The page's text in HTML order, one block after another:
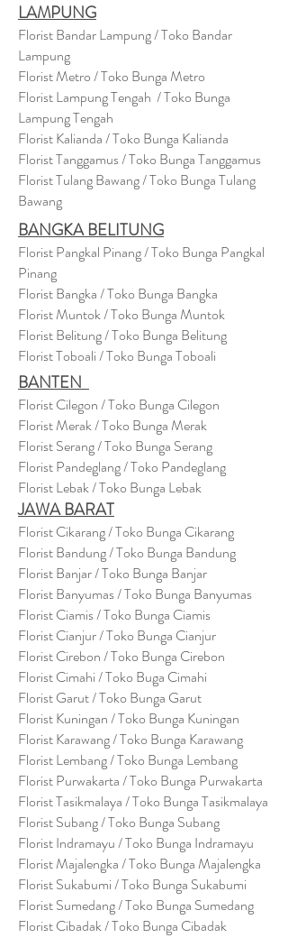
LAMPUNG
Florist Bandar Lampung / Toko Bandar
Lampung
Florist Metro / Toko Bunga Metro
Florist Lampung Tengah / Toko Bunga
Lampung Tengah
Florist Kalianda / Toko Bunga Kalianda
Florist Tanggamus / Toko Bunga Tanggamus
Florist Tulang Bawang / Toko Bunga Tulang
Bawang
BANGKA BELITUNG
Florist Pangkal Pinang / Toko Bunga Pangkal
Pinang
Florist Bangka / Toko Bunga Bangka
Florist Muntok / Toko Bunga Muntok
Florist Belitung / Toko Bunga Belitung
Florist Toboali / Toko Bunga Toboali
BANTEN
Florist Cilegon / Toko Bunga Cilegon
Florist Merak / Toko Bunga Merak
Florist Serang / Toko Bunga Serang
Florist Pandeglang / Toko Pandeglang
Florist Lebak / Toko Bunga Lebak
JAWA BARAT
Florist Cikarang/ Toko Bunga Cikarang
Florist Bandung / Toko Bunga Bandung
Florist Banjar / Toko Bunga Banjar
Florist Banyumas / Toko Bunga Banyumas
Florist Ciamis / Toko Bunga Ciamis
Florist Cianjur / Toko Bunga Cianjur
Florist Cirebon / Toko Bunga Cirebon
Florist Cimahi / Toko Buga Cimahi
Florist Garut / Toko Bunga Garut
Florist Kuningan / Toko Bunga Kuningan
Florist Karawang / Toko Bunga Karawang
Florist Lembang / Toko Bunga Lembang
Florist Purwakarta / Toko Bunga Purwakarta
Florist Tasikmalaya / Toko Bunga Tasikmalaya
Florist Subang / Toko Bunga Subang
Florist Indramayu / Toko Bunga Indramayu
Florist Majalengka / Toko Bunga Majalengka
Florist Sukabumi / Toko Bunga Sukabumi
Florist Sumedang / Toko Bunga Sumedang
Florist Cibadak / Toko Bunga Cibadak